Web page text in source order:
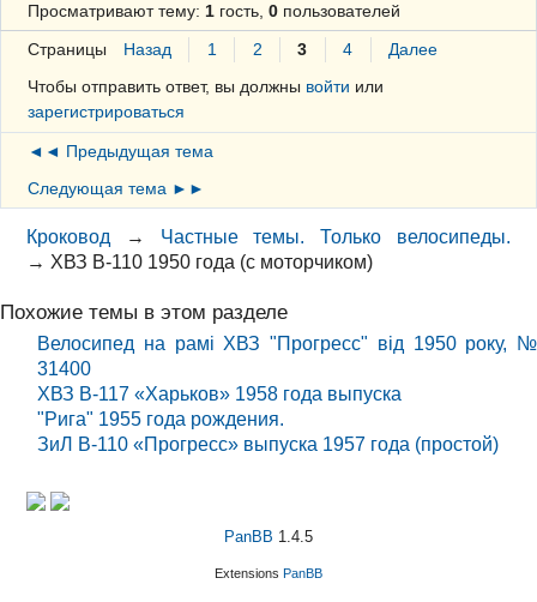
Просматривают тему: 1гость, 0пользователей
Страницы Назад 1 2 3 4
Далее
Чтобы отправить ответ, вы должны войти или
зарегистрироваться
◄◄ Предыдущая тема
Следующая тема ►►
Кроковод → Частные темы. Только велосипеды.
→ ХВЗ В-110 1950 года (с моторчиком)
Похожие темы в этом разделе
Велосипед на рамі ХВЗ "Прогресс" від 1950 року, №
31400
ХВЗ В-117 «Харьков» 1958 года выпуска
"Рига" 1955 года рождения.
ЗиЛ В-110 «Прогресс» выпуска 1957 года (простой)
PanBB 1.4.5
Extensions PanBB